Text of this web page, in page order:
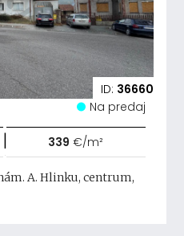
ID: 36660
Na predaj
| 339 €/m²
A. Hlinku, centrum,